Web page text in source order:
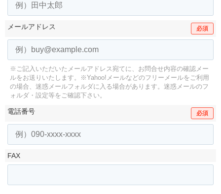
メールアドレス 必須
※ご記入いただいたメールアドレス宛てに、お問合せ内容の確認メー
ルをお送りいたします。
※Yahoo!メールなどのフリーメールをご利用
の場合、迷惑メールフォルダに入る場合があります。 迷惑メールのフ
ォルダ・設定等をご確認下さい。
電話番号 必須
FAX